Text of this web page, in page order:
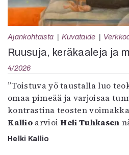
Ajankohtaista Kuvataide
Ruusuja, keräkaaleja ja
4/2026
”Toistuva yö taustalla luo
omaa pimeää ja varjoisaa
kontrastina teosten
KallioarvioiHeli Tuhkasen
Helki Kallio